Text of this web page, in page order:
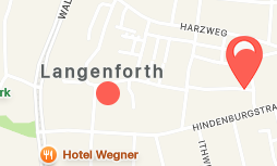
Partner
Kontakt